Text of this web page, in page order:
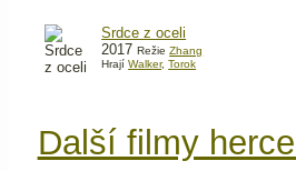
Srdce z oceli
2017RežieZhang
HrajíWalker,Torok
Další filmy